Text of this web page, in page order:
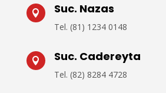
 Suc. Nazas
Tel. (81) 1234 0148
 Suc. Cadereyta
Tel. (82) 8284 4728